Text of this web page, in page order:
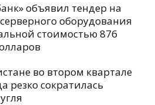
объявил тендер на
оборудования
стоимостью 876
во втором квартале
резко сократилась